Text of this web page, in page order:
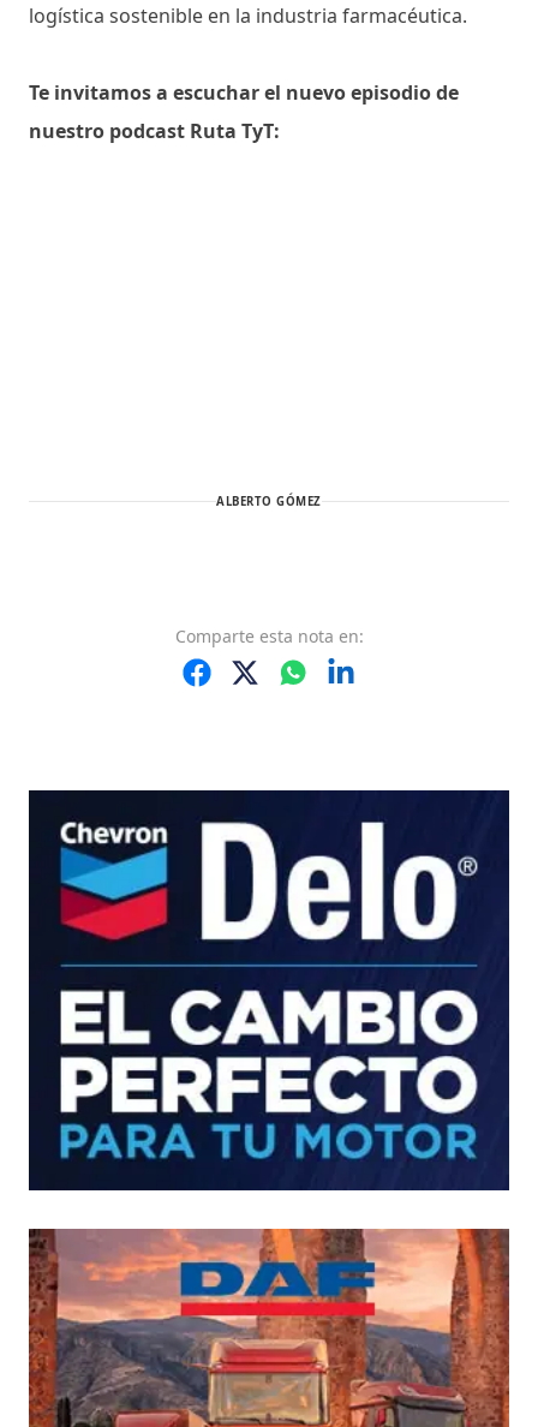
logística sostenible en la industria farmacéutica.
Te invitamos a escuchar el nuevo episodio de
nuestro podcast Ruta TyT:
ALBERTO GÓMEZ
Comparte esta nota en: